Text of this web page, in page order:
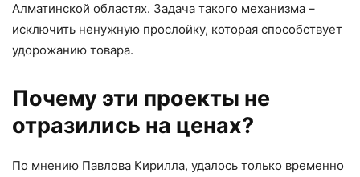
Алматинской областях. Задача такого механизма –
исключить ненужную прослойку, которая способствует
удорожанию товара.
Почему эти проекты не
отразились на ценах?
По мнению Павлова Кирилла, удалось только временно